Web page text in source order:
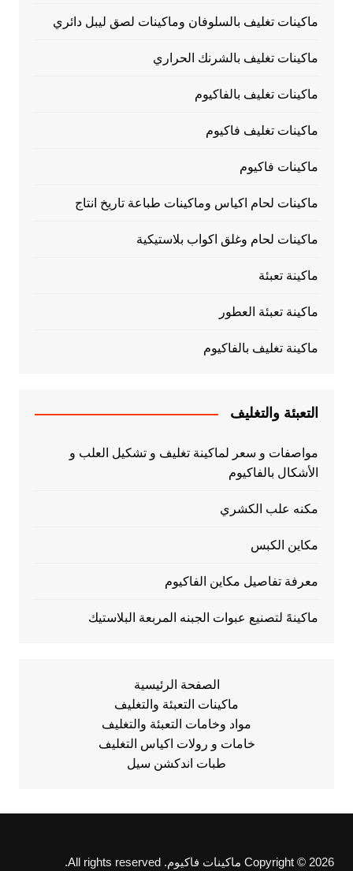
ماكينات تغليف بالسلوفان وماكينات لصق ليبل دائري
ماكينات تغليف بالشرنك الحراري
ماكينات تغليف بالفاكيوم
ماكينات تغليف فاكيوم
ماكينات فاكيوم
ماكينات لحام اكياس وماكينات طباعة تاريخ انتاج
ماكينات لحام وغلق اكواب بلاستيكية
ماكينة تعبئة
ماكينة تعبئة العطور
ماكينة تغليف بالفاكيوم
التعبئة والتغليف
مواصفات و سعر لماكينة تغليف و تشكيل العلب و
الأشكال بالفاكيوم
مكنه علب الكشري
مكاين الكبس
معرفة تفاصيل مكاين الفاكيوم
ماكينهً لتصنيع عبوات الجبنه المربعة البلاستيك
الصفحة الرئيسية
ماكينات التعبئة والتغليف
مواد وخامات التعبئة والتغليف
خامات و رولات اكياس التغليف
طبات اندكشن سيل
Copyright © 2026 ماكينات فاكيوم. All rights reserved.